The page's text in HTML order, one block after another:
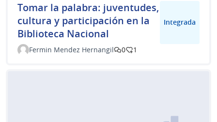
Tomar la palabra: juventudes,
cultura y participación en la
Biblioteca Nacional
Integrada
Fermin Mendez Hernangil 0 1